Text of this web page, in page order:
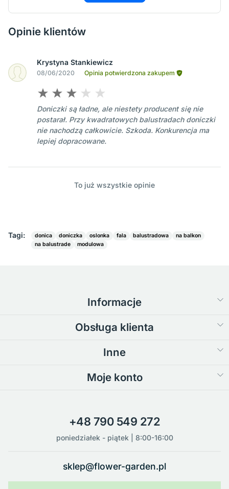
Opinie klientów
Krystyna Stankiewicz
08/06/2020 Opinia potwierdzona zakupem
Doniczki są ładne, ale niestety producent się nie
postarał. Przy kwadratowych balustradach doniczki
nie nachodzą całkowicie. Szkoda. Konkurencja ma
lepiej dopracowane.
To już wszystkie opinie
Tagi: donica doniczka oslonka fala balustradowa
na balkon
na balustrade
modulowa
Informacje
Obsługa klienta
Inne
Moje konto
+48 790 549 272
poniedziałek - piątek | 8:00-16:00
sklep@flower-garden.pl